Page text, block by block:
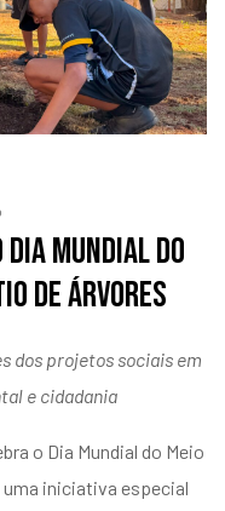
Mundial do
de árvores
dos projetos sociais em
e cidadania
o Dia Mundial do Meio
iniciativa especial